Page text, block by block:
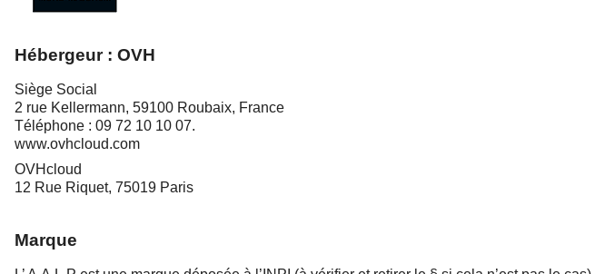
Hébergeur : OVH
Siège Social
2 rue Kellermann, 59100 Roubaix, France
Téléphone : 09 72 10 10 07.
www.ovhcloud.com
OVHcloud
12 Rue Riquet, 75019 Paris
Marque